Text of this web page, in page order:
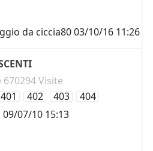
da ciccia8003/10/16 11:26
670294 Visite
401 402 403
404
09/07/10 15:13